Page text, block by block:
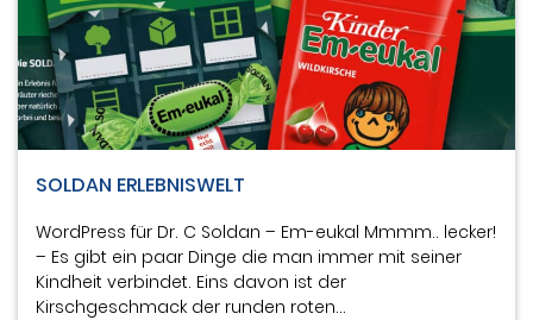
SOLDAN ERLEBNISWELT
WordPress für Dr. C Soldan – Em-eukal Mmmm.. lecker!
– Es gibt ein paar Dinge die man immer mit seiner
Kindheit verbindet. Eins davon ist der
Kirschgeschmack der runden roten…